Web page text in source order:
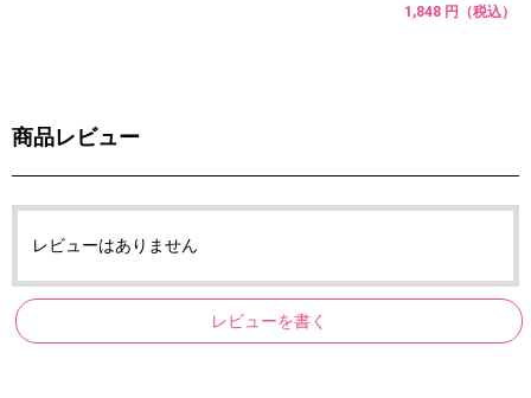
1,848 円（税込）
商品レビュー
レビューはありません
レビューを書く